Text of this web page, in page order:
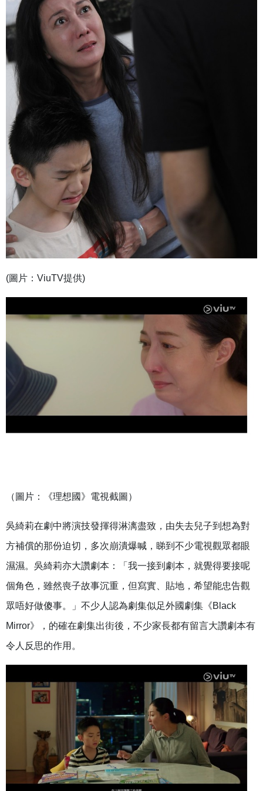
(圖片：ViuTV提供)
（圖片：《理想國》電視截圖）
吳綺莉在劇中將演技發揮得淋漓盡致，由失去兒子到想為對
方補償的那份迫切，多次崩潰爆喊，睇到不少電視觀眾都眼
濕濕。吳綺莉亦大讚劇本：「我一接到劇本，就覺得要接呢
個角色，雖然喪子故事沉重，但寫實、貼地，希望能忠告觀
眾唔好做傻事。」不少人認為劇集似足外國劇集《Black
Mirror》，的確在劇集出街後，不少家長都有留言大讚劇本有
令人反思的作用。